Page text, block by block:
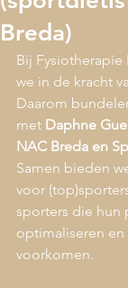
Breda)
Bij Fysiotherapie
we in de kracht
Daarom
met Daphne
NAC Breda en
Samen bieden
voor
sporters die hun
optimaliseren en
voorkomen.